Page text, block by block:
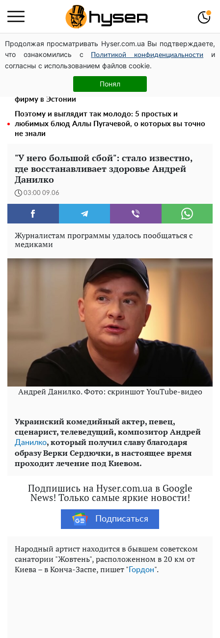
Продолжая просматривать Hyser.com.ua Вы подтверждаете,
что ознакомились с
Политикой конфиденциальности
и
согласны с использованием файлов cookie.
Понял
Украинская авиатранспортная ассоциация обратилась
в Минфин с призывом унифицировать
налогообложение авиализинга
Дроны с наценкой: Александр Конотопский вывел
миллионы оборонного бюджета через фиктивную
фирму в Эстонии
Поэтому и выглядит так молодо: 5 простых и
любимых блюд Аллы Пугачевой, о которых вы точно
не знали
"У него большой сбой": стало известно,
где восстанавливает здоровье Андрей
Данилко
03:00 09.06
Журналистам программы удалось пообщаться с
медиками
Андрей Данилко. Фото: скриншот YouTube-видео
Украинский комедийный актер, певец,
сценарист, телеведущий, композитор Андрей
Данилко, который получил славу благодаря
образу Верки Сердючки, в настоящее время
проходит лечение под Киевом.
Подпишись на Hyser.com.ua в Google
News! Только самые яркие новости!
Подписаться
Народный артист находится в бывшем советском
санатории "Жовтень", расположенном в 20 км от
Киева – в Конча-Заспе, пишет " Гордон".